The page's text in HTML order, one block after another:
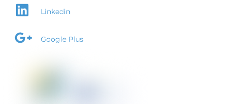
Linkedin
Google Plus